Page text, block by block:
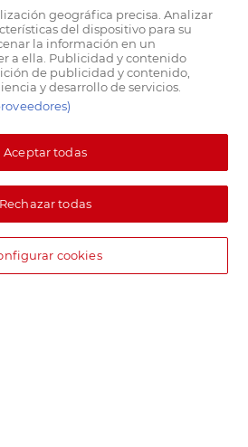
geográfica precisa. Analizar
del dispositivo para su
la información en un
a ella. Publicidad y contenido
de publicidad y contenido,
y desarrollo de servicios.
Aceptar todas
Rechazar todas
cookies